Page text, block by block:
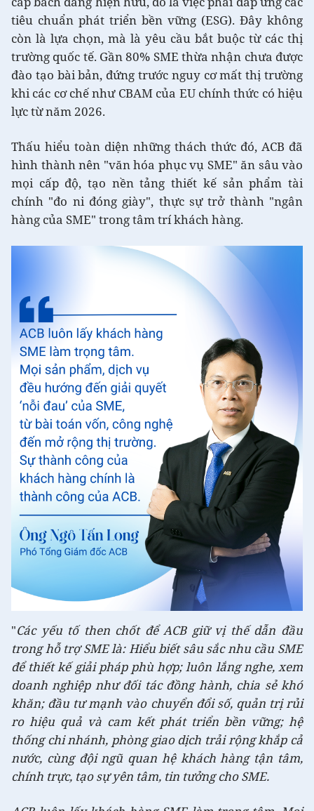
tiêu chuẩn phát triển bền vững (ESG). Đây không
còn là lựa chọn, mà là yêu cầu bắt buộc từ các thị
trường quốc tế. Gần 80% SME thừa nhận chưa được
đào tạo bài bản, đứng trước nguy cơ mất thị trường
khi các cơ chế như CBAM của EU chính thức có hiệu
lực từ năm 2026.
Thấu hiểu toàn diện những thách thức đó, ACB đã
hình thành nên "văn hóa phục vụ SME" ăn sâu vào
mọi cấp độ, tạo nền tảng thiết kế sản phẩm tài
chính "đo ni đóng giày", thực sự trở thành "ngân
hàng của SME" trong tâm trí khách hàng.
"Các yếu tố then chốt để ACB giữ vị thế dẫn đầu
trong hỗ trợ SME là: Hiểu biết sâu sắc nhu cầu SME
để thiết kế giải pháp phù hợp; luôn lắng nghe, xem
doanh nghiệp như đối tác đồng hành, chia sẻ khó
khăn; đầu tư mạnh vào chuyển đổi số, quản trị rủi
ro hiệu quả và cam kết phát triển bền vững; hệ
thống chi nhánh, phòng giao dịch trải rộng khắp cả
nước, cùng đội ngũ quan hệ khách hàng tận tâm,
chính trực, tạo sự yên tâm, tin tưởng cho SME.